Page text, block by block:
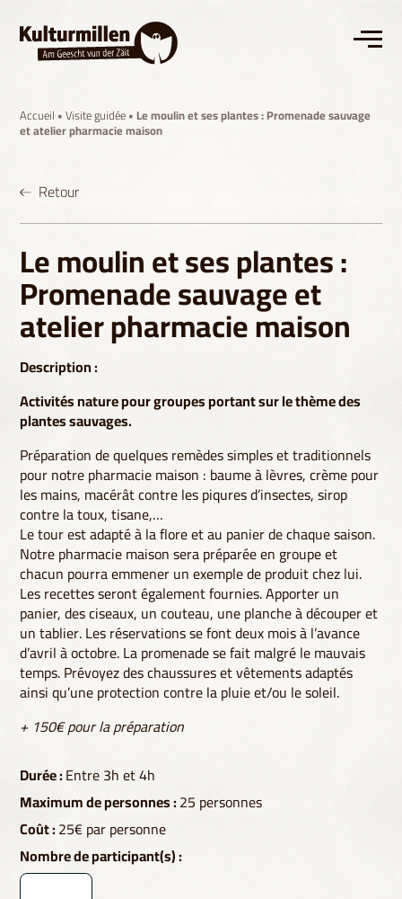
Accueil •Visite guidée• Le moulin et ses plantes : Promenade sauvage
et atelier pharmacie maison
Retour
Le moulin et ses plantes :
Promenade sauvage et
atelier pharmacie maison
Description :
Activités nature pour groupes portant sur le thème des
plantes sauvages.
Préparation de quelques remèdes simples et traditionnels
pour notre pharmacie maison : baume à lèvres, crème pour
les mains, macérât contre les piqures d’insectes, sirop
contre la toux, tisane,…
Le tour est adapté à la flore et au panier de chaque saison.
Notre pharmacie maison sera préparée en groupe et
chacun pourra emmener un exemple de produit chez lui.
Les recettes seront également fournies. Apporter un
panier, des ciseaux, un couteau, une planche à découper et
un tablier. Les réservations se font deux mois à l’avance
d’avril à octobre. La promenade se fait malgré le mauvais
temps. Prévoyez des chaussures et vêtements adaptés
ainsi qu’une protection contre la pluie et/ou le soleil.
+ 150€ pour la préparation
Durée :Entre 3h et 4h
Maximum de personnes :25 personnes
Coût :25€ par personne
Nombre de participant(s) :